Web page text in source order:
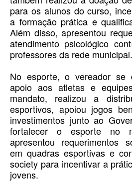
para os alunos do curso,
a formação prática e
Além disso, apresentou
atendimento psicológico
professores da rede municipal.
No esporte, o vereador se
apoio aos atletas e
mandato, realizou a
esportivos, apoiou jogos
investimentos junto ao
fortalecer o esporte no
apresentou requerimentos
em quadras esportivas e
society para incentivar a
jovens.